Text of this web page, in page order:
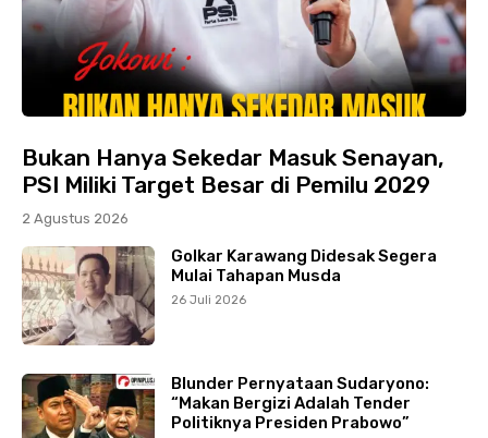
Bukan Hanya Sekedar Masuk Senayan,
PSI Miliki Target Besar di Pemilu 2029
2 Agustus 2026
Golkar Karawang Didesak Segera
Mulai Tahapan Musda
26 Juli 2026
Blunder Pernyataan Sudaryono:
“Makan Bergizi Adalah Tender
Politiknya Presiden Prabowo”